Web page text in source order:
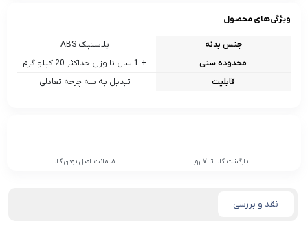
ویژگی‌های محصول
جنس بدنه
پلاستیک ABS
محدوده سنی
+ 1 سال تا وزن حداکثر 20 کیلو گرم
قابلیت
تبدیل به سه چرخه تعادلی
بازگشت کالا تا 7 روز ضمانت اصل بودن کالا
نقد و بررسی